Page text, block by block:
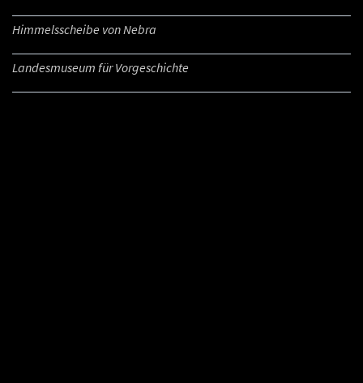
Himmelsscheibe von Nebra
Landesmuseum für Vorgeschichte